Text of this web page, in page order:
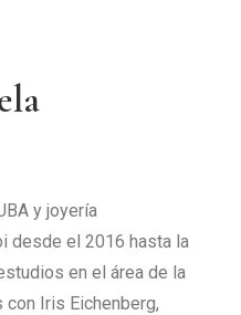
y joyería
desde el 2016 hasta la
en el área de la
Iris Eichenberg,